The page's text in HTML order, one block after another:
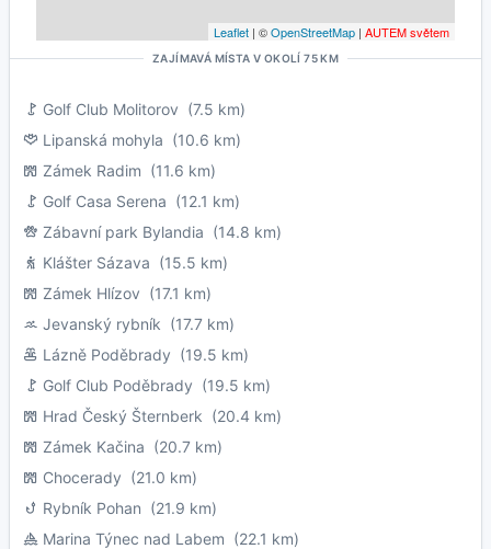
Leaflet | ©OpenStreetMap | AUTEM světem
ZAJÍMAVÁ MÍSTA V OKOLÍ 75 KM
Golf Club Molitorov (7.5 km)
Lipanská mohyla (10.6 km)
Zámek Radim (11.6 km)
Golf Casa Serena (12.1 km)
Zábavní park Bylandia (14.8 km)
Klášter Sázava (15.5 km)
Zámek Hlízov (17.1 km)
Jevanský rybník (17.7 km)
Lázně Poděbrady (19.5 km)
Golf Club Poděbrady (19.5 km)
Hrad Český Šternberk (20.4 km)
Zámek Kačina (20.7 km)
Chocerady (21.0 km)
Rybník Pohan (21.9 km)
Marina Týnec nad Labem (22.1 km)